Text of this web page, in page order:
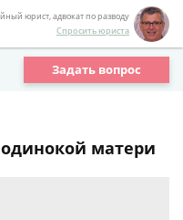
юрист, адвокат по разводу
Спросить юриста
Задать вопрос
одинокой матери